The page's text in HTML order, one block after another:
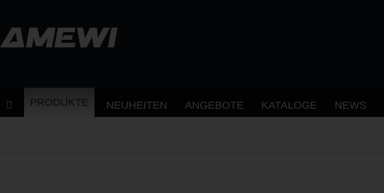
PRODUKTE NEUHEITEN ANGEBOTE KATALOGE NEWS